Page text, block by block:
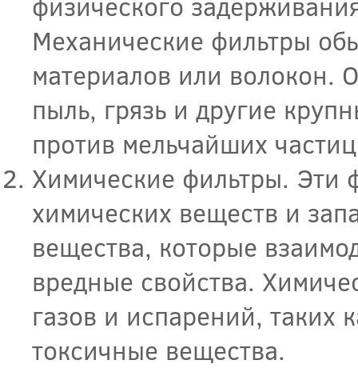
Механические фильтры
материалов или волокон.
пыль, грязь и другие
против мельчайших
Химические фильтры. Эти
химических веществ и
вещества, которые
вредные свойства.
газов и испарений, таких
токсичные вещества.